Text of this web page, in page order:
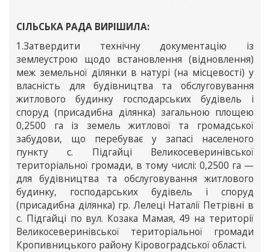
СІЛЬСЬКА РАДА ВИРІШИЛА:
1.Затвердити технічну документацію із
землеустрою щодо встановлення (відновлення)
меж земельної ділянки в натурі (на місцевості) у
власність для будівництва та обслуговування
житлового будинку господарських будівель і
споруд (присадибна ділянка) загальною площею
0,2500 га із земель житлової та громадської
забудови, що перебуває у запасі населеного
пункту с. Підгайці Великосеверинівської
територіальної громади, в тому числі: 0,2500 га —
для будівництва та обслуговування житлового
будинку, господарських будівель і споруд
(присадибна ділянка) гр. Лелеці Наталії Петрівні в
с. Підгайці по вул. Козака Мамая, 49 на території
Великосеверинівської територіальної громади
Кропивницького району Кіровоградської області.